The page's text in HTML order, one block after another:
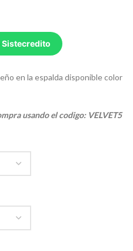
en la espalda disponible color
usando el codigo: VELVET5